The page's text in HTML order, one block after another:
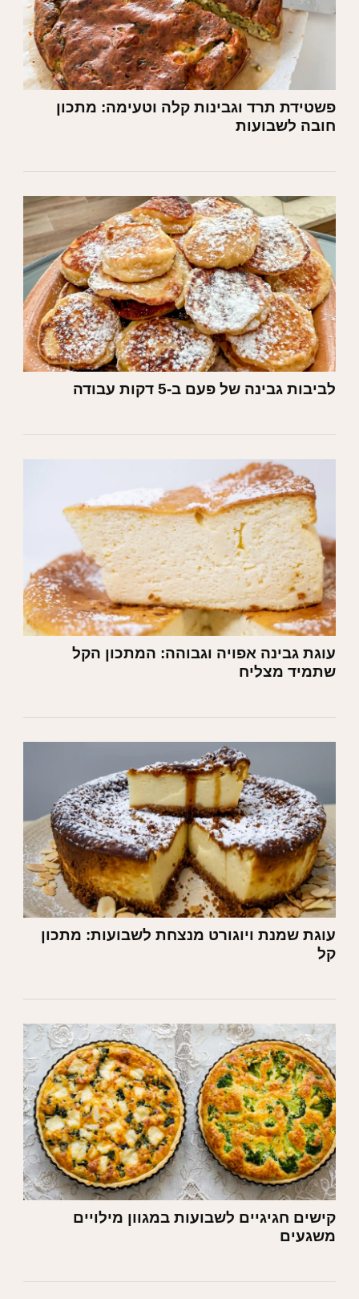
פשטידת תרד וגבינות קלה וטעימה: מתכון
חובה לשבועות
לביבות גבינה של פעם ב-5 דקות עבודה
עוגת גבינה אפויה וגבוהה: המתכון הקל
שתמיד מצליח
עוגת שמנת ויוגורט מנצחת לשבועות: מתכון
קל
קישים חגיגיים לשבועות במגוון מילויים
משגעים